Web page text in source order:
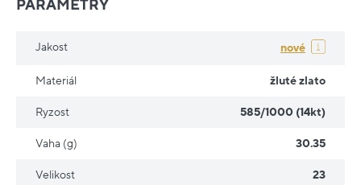
PARAMETRY
Jakost nové
Materiál žluté zlato
Ryzost 585/1000 (14kt)
Vaha (g) 30.35
Velikost 23